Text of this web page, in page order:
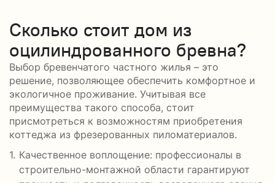
Сколько стоит дом из
оцилиндрованного бревна?
Выбор бревенчатого частного жилья – это
решение, позволяющее обеспечить комфортное и
экологичное проживание. Учитывая все
преимущества такого способа, стоит
присмотреться к возможностям приобретения
коттеджа из фрезерованных пиломатериалов.
Качественное воплощение: профессионалы в
строительно-монтажной области гарантируют